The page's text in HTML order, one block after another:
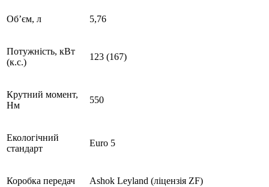
Об’єм, л 5,76
Потужність, кВт
(к.с.)
123 (167)
Крутний момент,
Нм
550
Екологічний
стандарт
Euro 5
Коробка передач Ashok Leyland (ліцензія ZF)